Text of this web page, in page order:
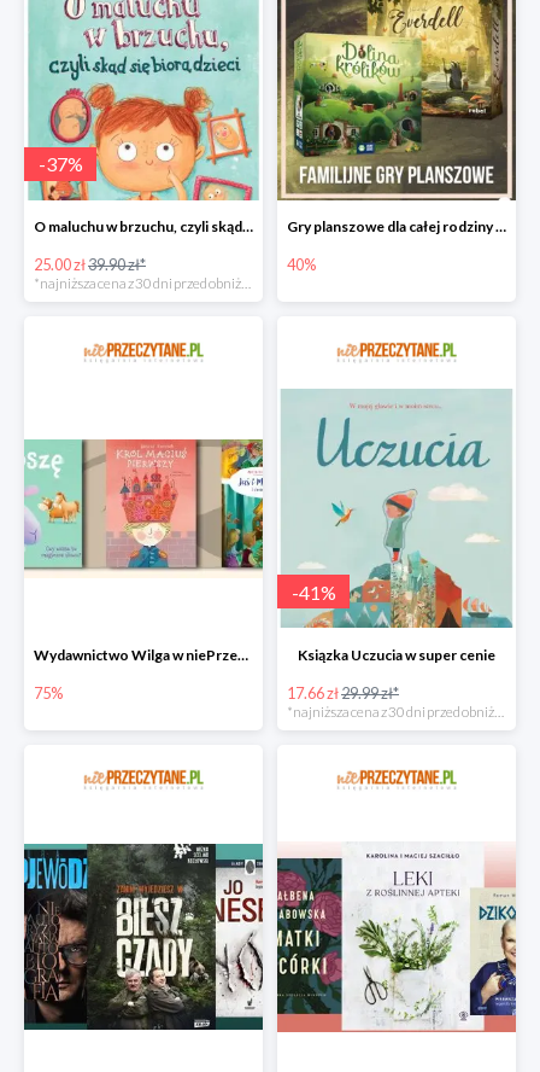
-37%
O maluchu w brzuchu, czyli skąd się biorą dzieci
25.00 zł39.90 zł*
*najniższa cena z 30 dni przed obniżką
Gry planszowe dla całej rodziny w promocyjnych cenach
40%
Wydawnictwo Wilga w niePrzeczytane.pl do -75%
75%
-41%
Ksiązka Uczucia w super cenie
17.66 zł29.99 zł*